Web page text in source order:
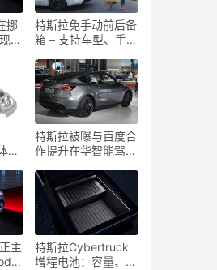
挪
复
特斯拉免手动前后备
箱 – 支持车型、手机
压
特斯拉被曝与百度合
作提升在华智能驾驶
主
特斯拉Cybertruck
增程电池：容量、续